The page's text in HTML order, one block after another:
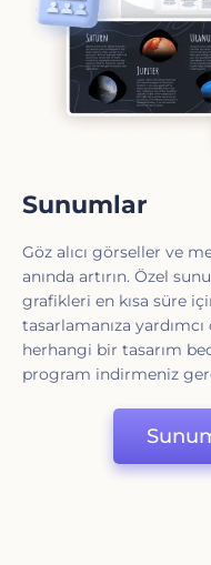
Sunumlar
Göz alıcı görseller ve
anında artırın. Özel
grafikleri en kısa süre
tasarlamanıza
herhangi bir tasarım
program indirmeniz